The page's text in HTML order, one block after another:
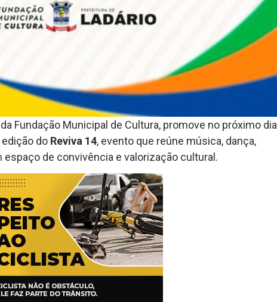
Fundação Municipal de Cultura, promove no próximo dia
do Reviva 14, evento que reúne música, dança,
de convivência e valorização cultural.